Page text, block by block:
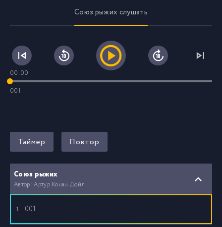
Союз рыжих слушать
00:00
001
Таймер Повтор
Союз рыжих
Автор: Артур Конан Дойл
1 001